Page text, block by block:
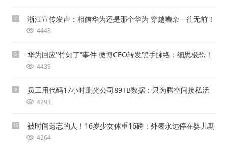
7 浙江宣传发声：相信华为还是那个华为 穿越嘈杂一往无前！
4448
8 华为回应“竹知了”事件 微博CEO转发黑手脉络：细思极恐！
4439
9 员工用代码17小时删光公司89TB数据：只为腾空间接私活
4293
10 被时间遗忘的人！16岁少女体重16磅：外表永远停在婴儿期
4264